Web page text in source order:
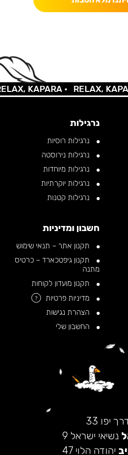
KAPARA • RELAX, KAPARA
נרגילות
נרגילות רוסיות
נרגילות נירוסטה
נרגילות מיוחדות
נרגילות יוקרתיות
נרגילות קטנות
חשבון ומדיניות
תקנון אתר – תנאי שימוש
תקנון גיפטכארד – כרטיס
מתנה
תקנון מועדון לקוחות
מדיניות פרטיות
?
הצהרת נגישות
החשבון שלי
יפו 33
נשיאי ישראל 9
יהודה הלוי 47